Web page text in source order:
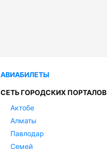
АВИАБИЛЕТЫ
СЕТЬ ГОРОДСКИХ ПОРТАЛОВ
Актобе
Алматы
Павлодар
Семей